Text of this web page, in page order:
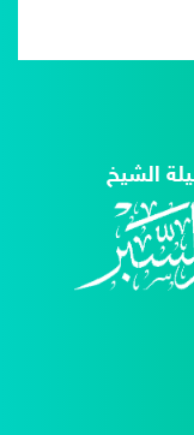
الشيخ